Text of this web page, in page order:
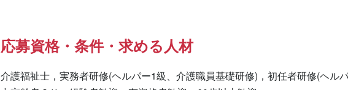
応募資格・条件・求める人材
介護福祉士，実務者研修(ヘルパー1級、介護職員基礎研修)，初任者研修(ヘル